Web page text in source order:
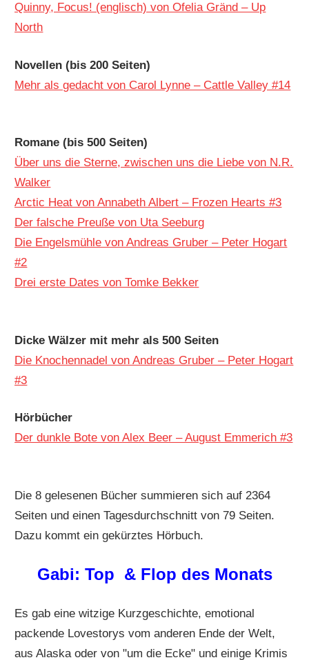
Quinny, Focus! (englisch) von Ofelia Gränd – Up
North
Novellen (bis 200 Seiten)
Mehr als gedacht von Carol Lynne – Cattle Valley #14
Romane (bis 500 Seiten)
Über uns die Sterne, zwischen uns die Liebe von N.R.
Walker
Arctic Heat von Annabeth Albert – Frozen Hearts #3
Der falsche Preuße von Uta Seeburg
Die Engelsmühle von Andreas Gruber – Peter Hogart
#2
Drei erste Dates von Tomke Bekker
Dicke Wälzer mit mehr als 500 Seiten
Die Knochennadel von Andreas Gruber – Peter Hogart
#3
Hörbücher
Der dunkle Bote von Alex Beer – August Emmerich #3
Die 8 gelesenen Bücher summieren sich auf 2364
Seiten und einen Tagesdurchschnitt von 79 Seiten.
Dazu kommt ein gekürztes Hörbuch.
Gabi: Top & Flop des Monats
Es gab eine witzige Kurzgeschichte, emotional
packende Lovestorys vom anderen Ende der Welt,
aus Alaska oder von "um die Ecke" und einige Krimis